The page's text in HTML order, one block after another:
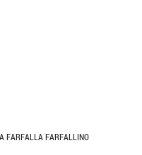
FARFALLA FARFALLINO